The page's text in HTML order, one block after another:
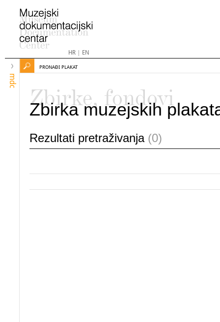
HR| EN
mdc
PRONAĐI PLAKAT
Zbirke, fondovi
Zbirka muzejskih
Rezultati pretraživanja (0)